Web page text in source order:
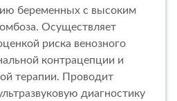
беременных с высоким
Осуществляет
риска венозного
контрацепции и
терапии. Проводит
диагностику